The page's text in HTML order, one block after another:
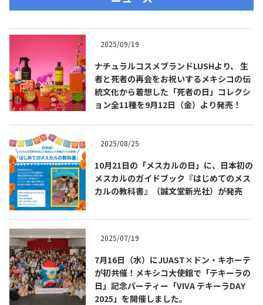
2025/09/19
ナチュラルコスメブランドLUSHより、 生
者と死者の再会をお祝いするメキシコの伝
統文化から着想した「死者の日」コレクシ
ョン全11種を9月12日（金）より発売！
2025/08/25
10月21日の「メスカルの日」に、日本初の
メスカルのガイドブック『はじめてのメス
カルの教科書』（誠文堂新光社）が発売
2025/07/19
7月16日（水）にJUAST×ドン・キホーテ
が初共催！メキシコ大使館で「テキーラの
日」記念パーティー「VIVA テキーラDAY
2025」を開催しました。